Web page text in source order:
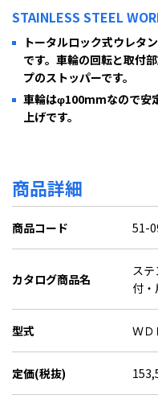
STAINLESS STEEL
トータルロック式ウレタ
です。車輪の回転と取付
プのストッパーです。
車輪はφ100mmなので安
上げです。
商品詳細
商品コード 51-
カタログ商品名
ス
付
型式 ＷＤ
定価(税抜)